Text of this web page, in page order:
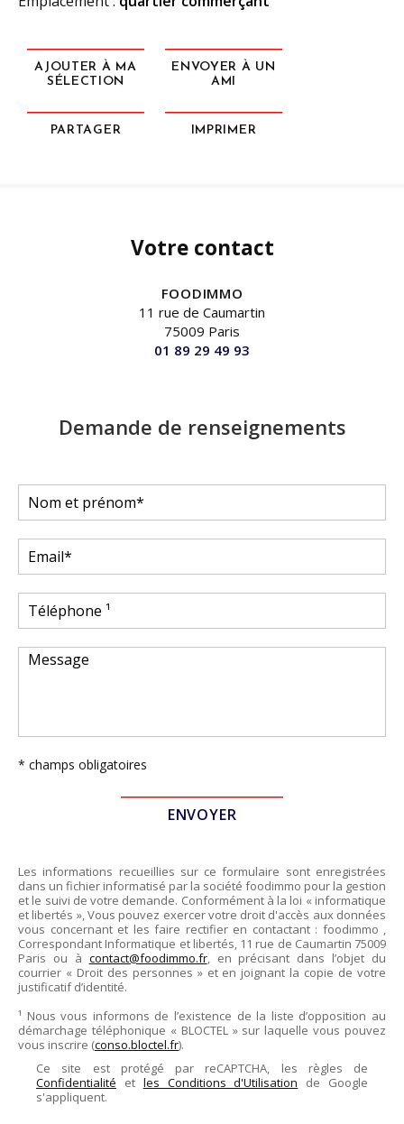
AJOUTER À MA
SÉLECTION
ENVOYER À UN
AMI
PARTAGER IMPRIMER
Votre contact
FOODIMMO
11 rue de Caumartin
75009 Paris
01 89 29 49 93
Demande de renseignements
* champs obligatoires
Les informations recueillies sur ce formulaire sont enregistrées
dans un fichier informatisé par la société foodimmo pour la gestion
et le suivi de votre demande. Conformément à la loi « informatique
et libertés », Vous pouvez exercer votre droit d'accès aux données
vous concernant et les faire rectifier en contactant : foodimmo ,
Correspondant Informatique et libertés, 11 rue de Caumartin 75009
Paris ou à contact@foodimmo.fr, en précisant dans l’objet du
courrier « Droit des personnes » et en joignant la copie de votre
justificatif d’identité.
¹ Nous vous informons de l’existence de la liste d’opposition au
démarchage téléphonique « BLOCTEL » sur laquelle vous pouvez
vous inscrire (conso.bloctel.fr).
Ce site est protégé par reCAPTCHA, les règles de
Confidentialité et les Conditions d'Utilisation de Google
s'appliquent.